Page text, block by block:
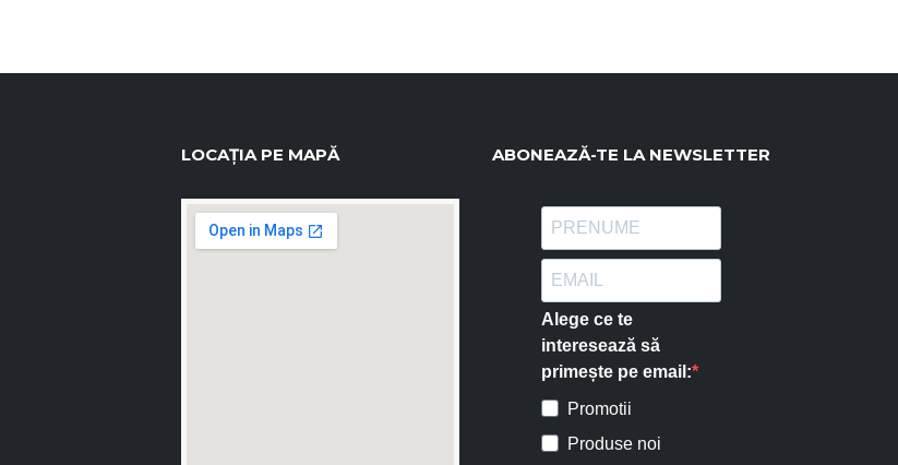
LOCAȚIA PE MAPĂ ABONEAZĂ-TE LA NEWSLETTER
Alege ce te
interesează să
primește pe email:
Promotii
Produse noi